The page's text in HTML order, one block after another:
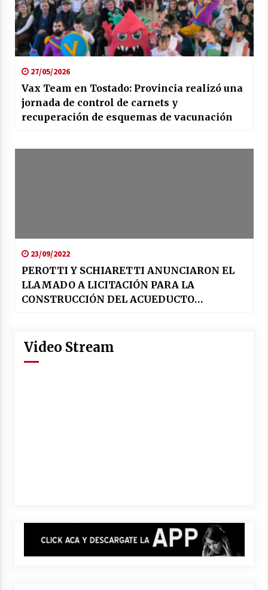
27/05/2026
Vax Team en Tostado: Provincia realizó una
jornada de control de carnets y
recuperación de esquemas de vacunación
23/09/2022
PEROTTI Y SCHIARETTI ANUNCIARON EL
LLAMADO A LICITACIÓN PARA LA
CONSTRUCCIÓN DEL ACUEDUCTO
Video Stream